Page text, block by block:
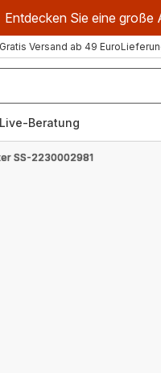
Entdecken Sie eine große
Gratis Versand ab 49 Euro
Live-Beratung
SS-2230002981